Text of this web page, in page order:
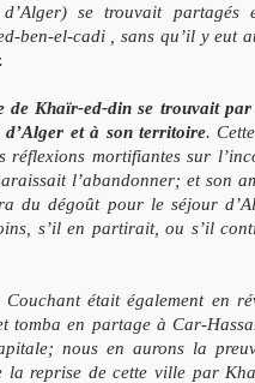
se trouvait partagés
ben-el-cadi , sans qu’il y eut
de Khaïr-ed-din se trouvait par
et à son territoire.
réflexions mortifiantes sur
l’abandonner; et son
du dégoût pour le séjour
s’il en partirait, ou s’il
était également en
tomba en partage à Car-
nous en aurons la
la reprise de cette ville par